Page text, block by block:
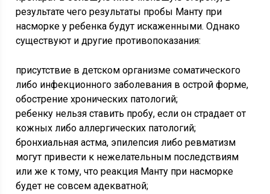
результате чего результаты пробы Манту при
насморке у ребенка будут искаженными. Однако
существуют и другие противопоказания:
присутствие в детском организме соматического
либо инфекционного заболевания в острой форме,
обострение хронических патологий;
ребенку нельзя ставить пробу, если он страдает от
кожных либо аллергических патологий;
бронхиальная астма, эпилепсия либо ревматизм
могут привести к нежелательным последствиям
или же к тому, что реакция Манту при насморке
будет не совсем адекватной;